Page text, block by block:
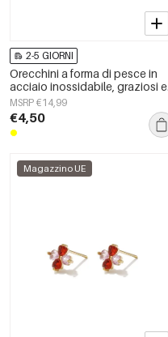
2-5 GIORNI
Orecchini a forma di pesce in
acciaio inossidabile, graziosi e
semplici, della serie Daily
Simple, gioielli da donna.
MSRP €14,99
€4,50
Magazzino UE